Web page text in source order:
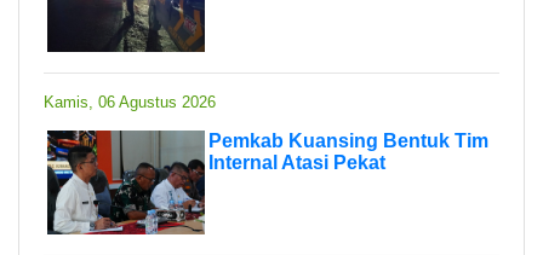
Kamis, 06 Agustus 2026
Pemkab Kuansing Bentuk Tim
Internal Atasi Pekat